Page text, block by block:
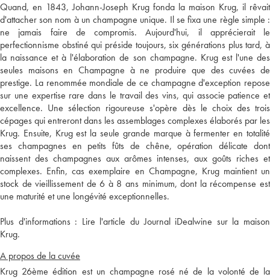
Quand, en 1843, Johann-Joseph Krug fonda la maison Krug, il rêvait
d'attacher son nom à un champagne unique. Il se fixa une règle simple :
ne jamais faire de compromis. Aujourd'hui, il apprécierait le
perfectionnisme obstiné qui préside toujours, six générations plus tard, à
la naissance et à l'élaboration de son champagne. Krug est l'une des
seules maisons en Champagne à ne produire que des cuvées de
prestige. La renommée mondiale de ce champagne d'exception repose
sur une expertise rare dans le travail des vins, qui associe patience et
excellence. Une sélection rigoureuse s'opère dès le choix des trois
cépages qui entreront dans les assemblages complexes élaborés par les
Krug. Ensuite, Krug est la seule grande marque à fermenter en totalité
ses champagnes en petits fûts de chêne, opération délicate dont
naissent des champagnes aux arômes intenses, aux goûts riches et
complexes. Enfin, cas exemplaire en Champagne, Krug maintient un
stock de vieillissement de 6 à 8 ans minimum, dont la récompense est
une maturité et une longévité exceptionnelles.
Plus d'informations : Lire l'article du Journal iDealwine sur la maison
Krug.
A propos de la cuvée
Krug 26ème édition est un champagne rosé né de la volonté de la